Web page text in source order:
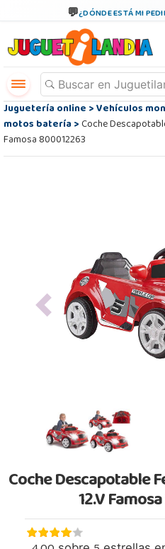
¿DÓNDE ESTÁ MI
Juguetería online>Vehículos
motos batería>Coche
Famosa 800012263
Previous
Coche Descapotable
12.V